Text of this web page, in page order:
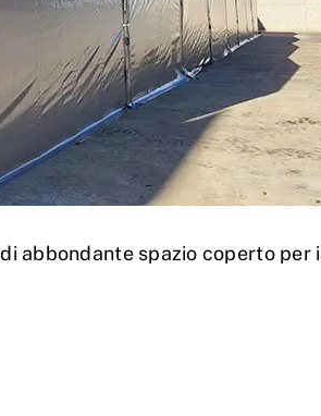
abbondante spazio coperto per